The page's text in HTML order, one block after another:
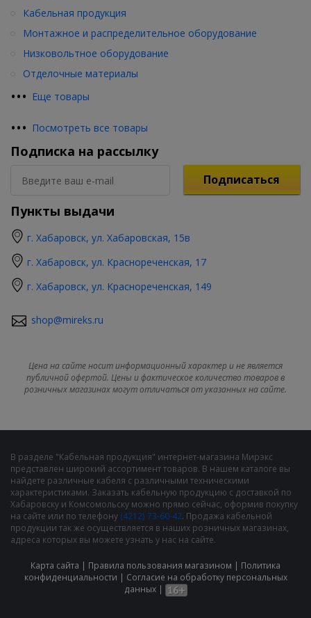
••• Еще товары
Кабельная продукция
Монтажное и распределительное оборудование
Низковольтное оборудование
Отделочные материалы
••• Посмотреть все товары
Подписка на рассылку
Подписаться
Пункты выдачи
г. Хабаровск, ул. Хабаровская, 15в
г. Хабаровск, ул. Краснореченская, 17
г. Хабаровск, ул. Краснореченская, 149
shop@mireks.ru
Цена на сайте носит информационный характер и не является
публичной офертой. Цены и фактическое количество товаров в
розничных магазинах могут отличаться от указанных на сайте.
В разделе "Кабельная продукция" интернет-магазина Мирэкс
представлен широкий ассортимент товаров. В нашем каталоге вы
найдете различные кабеля с различными техническими
характеристиками. Заказать кабельную продукцию с доставкой по
Хабаровску и Комсомольску можно прямо сейчас, оформив покупку
на сайте или по телефону (4212) 73-60-42. Продажа кабельной
продукции так же осуществляется в наших розничных магазинах,
адреса которых вы можете узнать у нас на сайте.
Карта сайта | Правила пользования магазином | Политика
конфиденциальности | Cогласие на обработку персональных
данных|